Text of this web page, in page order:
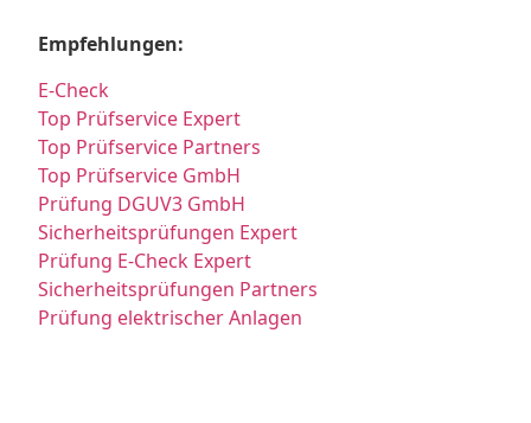
Empfehlungen:
E-Check
Top Prüfservice Expert
Top Prüfservice Partners
Top Prüfservice GmbH
Prüfung DGUV3 GmbH
Sicherheitsprüfungen Expert
Prüfung E-Check Expert
Sicherheitsprüfungen Partners
Prüfung elektrischer Anlagen